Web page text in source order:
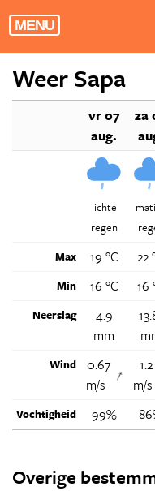
MENU
Weer Sapa
vr 07
aug.
za
lichte
regen
Max
19 °C 22
Min 16 °C 16
Neerslag
4.9
mm
Wind
0.67
m/s
↑
1.2
m/s
Vochtigheid 99%
Overige